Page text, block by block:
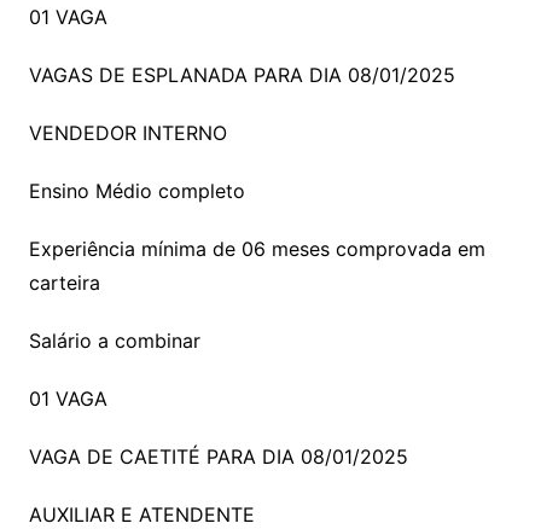
01 VAGA
VAGAS DE ESPLANADA PARA DIA 08/01/2025
VENDEDOR INTERNO
Ensino Médio completo
Experiência mínima de 06 meses comprovada em
carteira
Salário a combinar
01 VAGA
VAGA DE CAETITÉ PARA DIA 08/01/2025
AUXILIAR E ATENDENTE